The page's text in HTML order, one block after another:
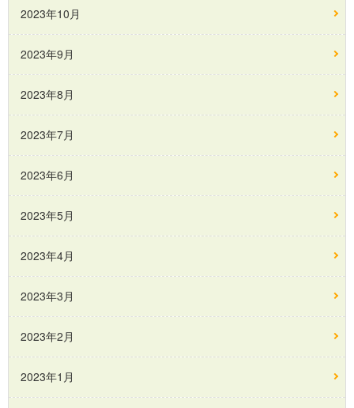
2023年10月
2023年9月
2023年8月
2023年7月
2023年6月
2023年5月
2023年4月
2023年3月
2023年2月
2023年1月